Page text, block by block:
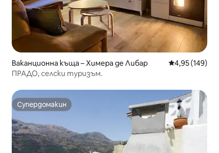
Ваканционна къща – Химера де Либар Средна
4,95 (149)
ПРАДО, селски туризъм.
Супердомакин
Супердомакин